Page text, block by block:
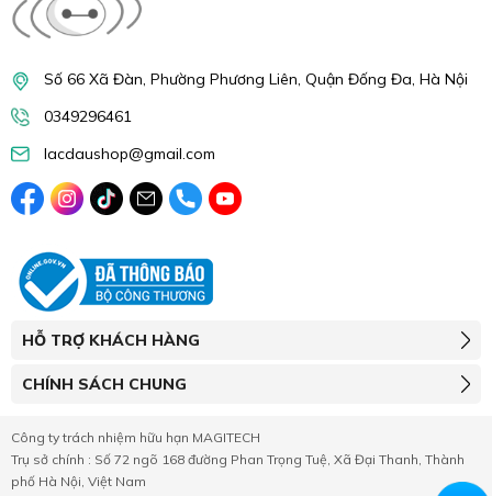
Số 66 Xã Đàn, Phường Phương Liên, Quận Đống Đa, Hà Nội
0349296461
lacdaushop@gmail.com
HỖ TRỢ KHÁCH HÀNG
CHÍNH SÁCH CHUNG
Công ty trách nhiệm hữu hạn MAGITECH
Trụ sở chính : Số 72 ngõ 168 đường Phan Trọng Tuệ, Xã Đại Thanh, Thành
phố Hà Nội, Việt Nam